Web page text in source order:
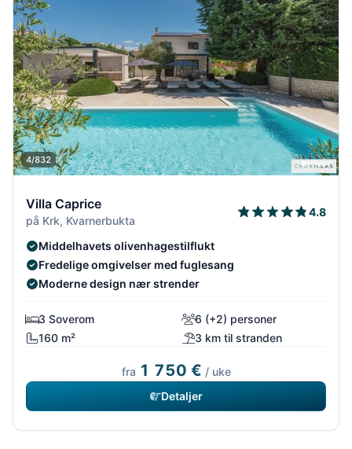
4/832
Villa Caprice
på Krk, Kvarnerbukta
4.8
Middelhavets olivenhagestilflukt
Fredelige omgivelser med fuglesang
Moderne design nær strender
3 Soverom
6 (+2) personer
160 m²
3 km til stranden
fra 1 750 € / uke
Detaljer